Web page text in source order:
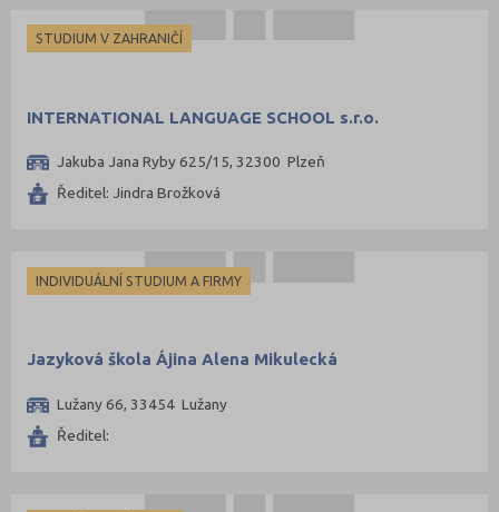
Mladá Boleslav (8)
Náchod (7)
Nový Jičín (4)
Nymburk (4)
Ostrava-město (26)
Pelhřimov (1)
Písek (2)
Plzeň-jih (1)
STUDIUM V ZAHRANIČÍ
INTERNATIONAL LANGUAGE SCHOOL s.r.o.
Jakuba Jana Ryby 625/15, 32300 Plzeň
Ředitel: Jindra Brožková
INDIVIDUÁLNÍ STUDIUM A FIRMY
Jazyková škola Ájina Alena Mikulecká
Lužany 66, 33454 Lužany
Ředitel: